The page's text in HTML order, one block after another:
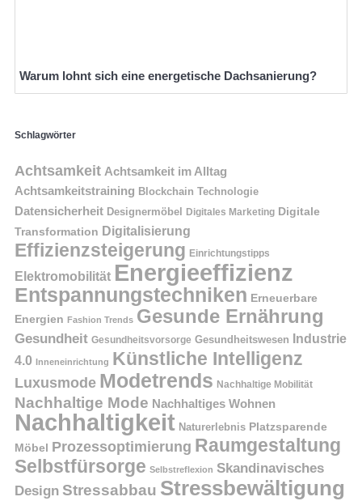
Warum lohnt sich eine energetische Dachsanierung?
Schlagwörter
Achtsamkeit Achtsamkeit im Alltag
Achtsamkeitstraining Blockchain Technologie
Datensicherheit Designermöbel Digitales Marketing Digitale
Transformation Digitalisierung
Effizienzsteigerung Einrichtungstipps
Elektromobilität Energieeffizienz
Entspannungstechniken Erneuerbare
Energien Fashion Trends Gesunde Ernährung
Gesundheit Gesundheitsvorsorge Gesundheitswesen Industrie
4.0
Inneneinrichtung Künstliche Intelligenz
Luxusmode Modetrends Nachhaltige Mobilität
Nachhaltige Mode Nachhaltiges Wohnen
Nachhaltigkeit Naturerlebnis Platzsparende
Möbel Prozessoptimierung Raumgestaltung
Selbstfürsorge Selbstreflexion Skandinavisches
Design Stressabbau Stressbewältigung